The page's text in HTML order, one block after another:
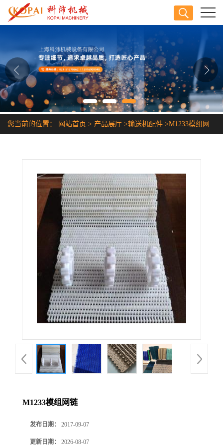
公司介绍
公司动态
产品展厅
证书荣誉
您当前的位置： 网站首页 > 产品展厅 >输送机配件 >M1233模组网
M1233模组网链
发布日期： 2017-09-07
更新日期： 2026-08-07